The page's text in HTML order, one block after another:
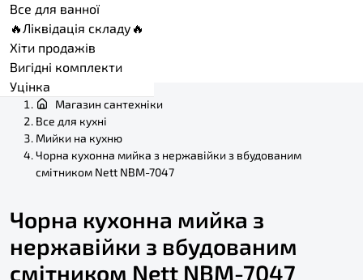
Все для ванної
🔥Ліквідація складу🔥
Хіти продажів
Вигідні комплекти
Уцінка
Магазин сантехніки
Все для кухні
Мийки на кухню
Чорна кухонна мийка з нержавійки з вбудованим
смітником Nett NBM-7047
Чорна кухонна мийка з
нержавійки з вбудованим
смітником Nett NBM-7047